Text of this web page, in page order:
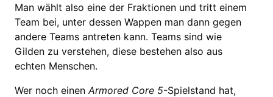
Man wählt also eine der Fraktionen und tritt einem
Team bei, unter dessen Wappen man dann gegen
andere Teams antreten kann. Teams sind wie
Gilden zu verstehen, diese bestehen also aus
echten Menschen.
Wer noch einen Armored Core 5-Spielstand hat,